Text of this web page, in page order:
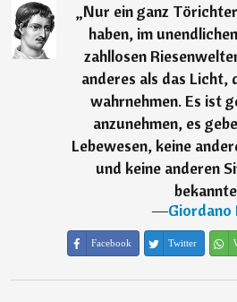
„Nur ein ganz
haben, im
zahllosen
anderes als das Licht,
wahrnehmen. Es ist
anzunehmen, es
Lebewesen, keine
und keine anderen
―Giordano
Facebook Twitter